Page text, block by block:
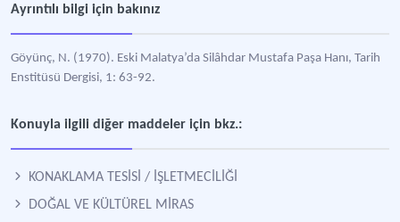
Ayrıntılı bilgi için bakınız
Göyünç, N. (1970). Eski Malatya’da Silâhdar Mustafa Paşa Hanı, Tarih
Enstitüsü Dergisi, 1: 63-92.
Konuyla ilgili diğer maddeler için bkz.:
KONAKLAMA TESİSİ / İŞLETMECİLİĞİ
DOĞAL VE KÜLTÜREL MİRAS